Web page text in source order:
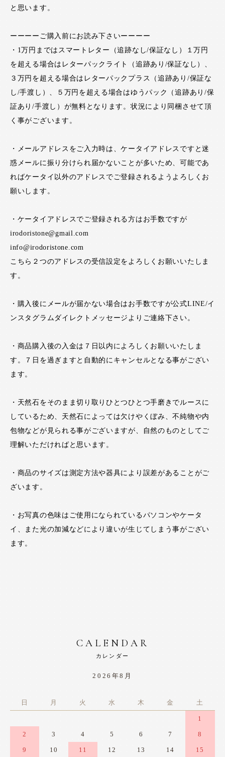
と思います。
ーーーーご購入前にお読み下さいーーーー
・1万円まではスマートレター（追跡なし/保証なし）１万円
を超える場合はレターパックライト（追跡あり/保証なし）、
３万円を超える場合はレターパックプラス（追跡あり/保証な
し/手渡し）、５万円を超える場合はゆうパック（追跡あり/保
証あり/手渡し）が無料となります。状況により同梱させて頂
く事がございます。
・メールアドレスをご入力時は、ケータイアドレスですと迷
惑メールに振り分けられ届かないことが多いため、可能であ
ればケータイ以外のアドレスでご登録されるようよろしくお
願いします。
・ケータイアドレスでご登録される方はお手数ですが
irodoristone@gmail.com
info@irodoristone.com
こちら２つのアドレスの受信設定をよろしくお願いいたしま
す。
・購入後にメールが届かない場合はお手数ですが公式LINE/イ
ンスタグラムダイレクトメッセージよりご連絡下さい。
・商品購入後の入金は７日以内によろしくお願いいたしま
す。７日を過ぎますと自動的にキャンセルとなる事がござい
ます。
・天然石をそのまま切り取りひとつひとつ手磨きでルースに
しているため、天然石によっては欠けやくぼみ、不純物や内
包物などが見られる事がございますが、自然のものとしてご
理解いただければと思います。
・商品のサイズは測定方法や器具により誤差があることがご
ざいます。
・お写真の色味はご使用になられているパソコンやケータ
イ、また光の加減などにより違いが生じてしまう事がござい
ます。
CALENDAR
カレンダー
2026年8月
日 月 火 水 木 金 土
1
2 3 4 5 6 7 8
9 10 11 12 13 14 15